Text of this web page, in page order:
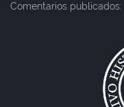
Comentarios publicados: